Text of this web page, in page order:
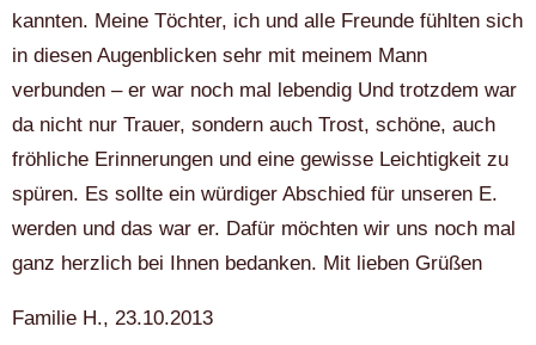
kannten. Meine Töchter, ich und alle Freunde fühlten sich
in diesen Augenblicken sehr mit meinem Mann
verbunden – er war noch mal lebendig Und trotzdem war
da nicht nur Trauer, sondern auch Trost, schöne, auch
fröhliche Erinnerungen und eine gewisse Leichtigkeit zu
spüren. Es sollte ein würdiger Abschied für unseren E.
werden und das war er. Dafür möchten wir uns noch mal
ganz herzlich bei Ihnen bedanken. Mit lieben Grüßen
Familie H., 23.10.2013